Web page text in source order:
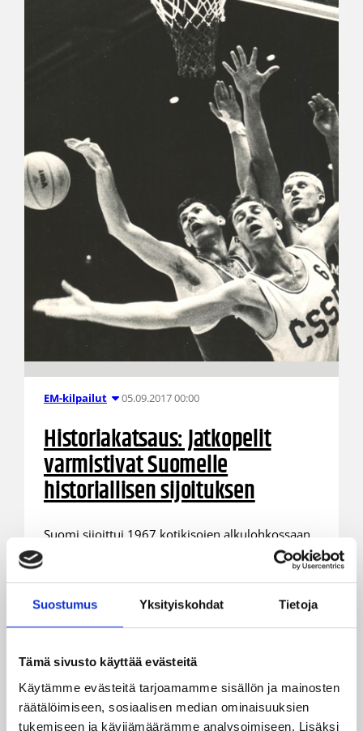
Suostumus Yksityiskohdat Tietoja
Tämä sivusto käyttää evästeitä
Käytämme evästeitä tarjoamamme sisällön ja mainosten
räätälöimiseen, sosiaalisen median ominaisuuksien
tukemiseen ja kävijämäärämme analysoimiseen. Lisäksi
EM-kilpailut 05.09.2017 00:00
Historiakatsaus: Jatkopelit
varmistivat Suomelle
historiallisen sijoituksen
Suomi sijoittui 1967 kotikisojen alkulohkossaan
Tampereelle. Siellä ratkottiin pelit sijoista 5-8.